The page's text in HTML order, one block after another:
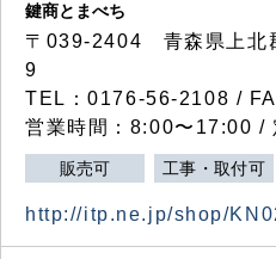
鍵商とまべち
〒039-2404 青森県上北
9
TEL：0176-56-2108 /
営業時間：8:00〜17:00 /
販売可 工事・取付可
http://itp.ne.jp/shop/